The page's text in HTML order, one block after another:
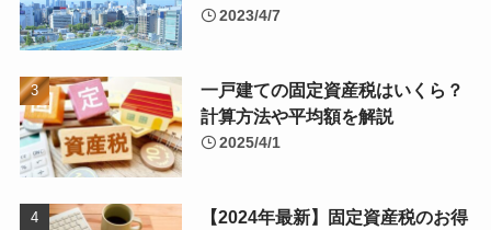
2023/4/7
一戸建ての固定資産税はいくら？
計算方法や平均額を解説
2025/4/1
【2024年最新】固定資産税のお得